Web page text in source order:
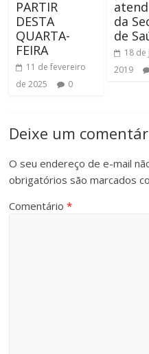
PARTIR
DESTA
QUARTA-
FEIRA
11 de fevereiro
de 2025
0
da
de
18 de
2019
Deixe um
O seu endereço de e-mail
obrigatórios são marcados
Comentário*